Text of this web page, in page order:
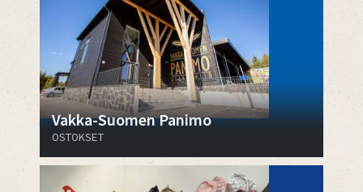
Vakka-Suomen Panimo
OSTOKSET